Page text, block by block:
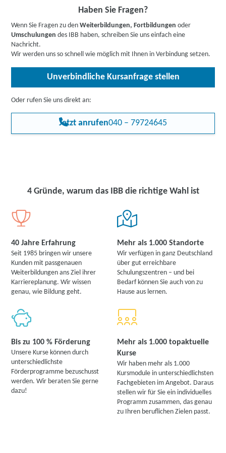
Souveränität in Auswahlverfahren. Durch die Entwicklung einer
individuellen Jobsuchstrategie, die auch den verdeckten
Stellenmarkt berücksichtigt, erschließen Sie sich neue
Beschäftigungsmöglichkeiten. Die Stärkung Ihrer Kompetenzen
und Ihres Selbstmanagements macht Sie zu einem attraktiveren
Kandidaten für potenzielle Arbeitgeber und erhöht Ihre Chancen
Haben Sie Fragen?
Wenn Sie Fragen zu denWeiterbildungen, Fortbildungen oder
Umschulungen des IBB haben, schreiben Sie uns einfach eine
Nachricht.
Wir werden uns so schnell wie möglich mit Ihnen in Verbindung setzen.
Unverbindliche Kursanfrage stellen
Oder rufen Sie uns direkt an:
Jetzt anrufen040 – 79724645
4 Gründe, warum das IBB die richtige Wahl ist
40 Jahre Erfahrung
Seit 1985 bringen wir unsere
Kunden mit passgenauen
Weiterbildungen ans Ziel ihrer
Karriereplanung. Wir wissen
genau, wie Bildung geht.
Mehr als 1.000 Standorte
Wir verfügen in ganz Deutschland
über gut erreichbare
Schulungszentren – und bei
Bedarf können Sie auch von zu
Hause aus lernen.
Bis zu 100 % Förderung
Unsere Kurse können durch
unterschiedlichste
Förderprogramme bezuschusst
werden. Wir beraten Sie gerne
dazu!
Mehr als 1.000 topaktuelle
Kurse
Wir haben mehr als 1.000
Kursmodule in unterschiedlichsten
Fachgebieten im Angebot. Daraus
stellen wir für Sie ein individuelles
Programm zusammen, das genau
zu Ihren beruflichen Zielen passt.